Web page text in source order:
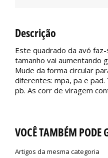
Descrição
Este quadrado da avó
tamanho vai aumentando
Mude da forma circular
diferentes: mpa, pa e
pb. As corr de viragem
VOCÊ TAMBÉM PODE
Artigos da mesma categoria